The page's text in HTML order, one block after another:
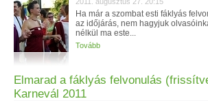
Ha már a szombat esti fáklyás
az időjárás, nem hagyjuk
nélkül ma este...
Tovább
Elmarad a fáklyás felvonulás
Karnevál 2011